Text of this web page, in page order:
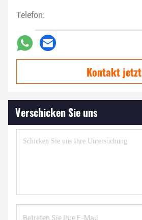
Telefon:
Kontakt jetzt
Verschicken Sie uns